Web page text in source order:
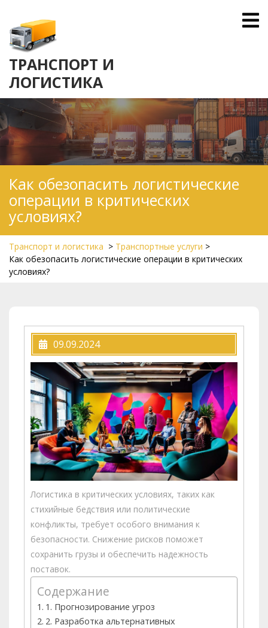
content
ТРАНСПОРТ И
ЛОГИСТИКА
Как обезопасить логистические
операции в критических
условиях?
Транспорт и логистика > Транспортные услуги >
Как обезопасить логистические операции в критических
условиях?
09.09.2024
Логистика в критических условиях, таких как
стихийные бедствия или политические
конфликты, требует особого внимания к
безопасности. Снижение рисков поможет
сохранить грузы и обеспечить надежность
поставок.
Содержание
1. Прогнозирование угроз
2. Разработка альтернативных